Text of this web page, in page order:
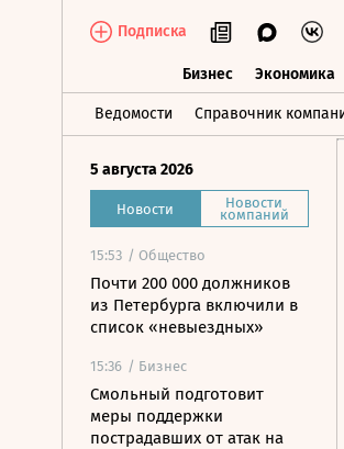
Подписка
Бизнес Экономика
Ведомости Справочник
Бизнес
5 августа 2026
Новости Новости
компаний
15:53 / Общество
Почти 200 000 должников
из Петербурга включили в
список «невыездных»
15:36 / Бизнес
Смольный подготовит
меры поддержки
пострадавших от атак на